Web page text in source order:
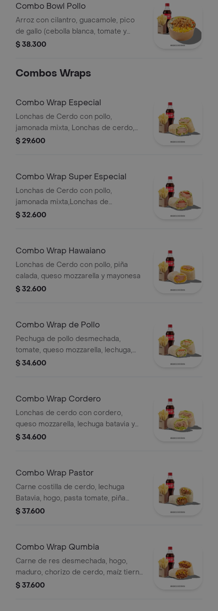
Combo Bowl Pollo
Arroz con cilantro, guacamole, pico
de gallo (cebolla blanca, tomate y
cilantro), maíz tierno, hogo y pechuga
$ 38.300
Combos Wraps
Combo Wrap Especial
Lonchas de Cerdo con pollo,
jamonada mixta, Lonchas de cerdo,
cordero y res, queso mozzarella,
$ 29.600
Combo Wrap Super Especial
Lonchas de Cerdo con pollo,
jamonada mixta,Lonchas de
cerdo,cordero y res,
Qbano
$ 32.600
Combo Wrap Hawaiano
Lonchas de Cerdo con pollo, piña
calada, queso mozzarella y mayonesa
$ 32.600
Combo Wrap de Pollo
Pechuga de pollo desmechada,
tomate, queso mozzarella, lechuga,
mayonesa, papas a la francesa y
$ 34.600
Combo Wrap Cordero
Lonchas de cerdo con cordero,
queso mozzarella, lechuga batavia y
salsa Qbano
$ 34.600
Combo Wrap Pastor
Carne costilla de cerdo, lechuga
Batavia, hogo, pasta tomate, piña
calada asada, cebolla, papas y bebida.
$ 37.600
Combo Wrap Qumbia
Carne de res desmechada, hogo,
maduro, chorizo de cerdo, maíz tierno
y salsa Qbano, papas y bebida.
$ 37.600